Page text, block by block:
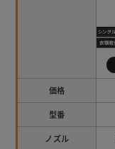
価格
型番
ノズル